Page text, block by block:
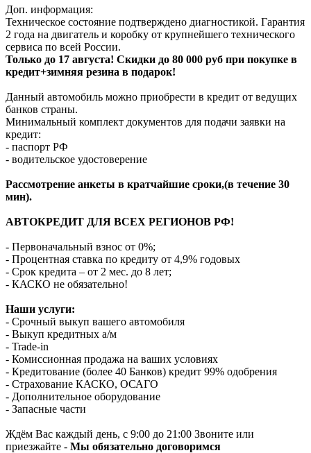
Доп. информация:
Техническое состояние подтверждено диагностикой. Гарантия
2 года на двигатель и коробку от крупнейшего технического
сервиса по всей России.
Только до 17 августа! Скидки до 80 000 руб при покупке в
кредит+зимняя резина в подарок!
Данный автомобиль можно приобрести в кредит от ведущих
банков страны.
Минимальный комплект документов для подачи заявки на
кредит:
- паспорт РФ
- водительское удостоверение
Рассмотрение анкеты в кратчайшие сроки,(в течение 30
мин).
АВТОКРЕДИТ ДЛЯ ВСЕХ РЕГИОНОВ РФ!
- Первоначальный взнос от 0%;
- Процентная ставка по кредиту от 4,9% годовых
- Срок кредита – от 2 мес. до 8 лет;
- КАСКО не обязательно!
Наши услуги:
- Срочный выкуп вашего автомобиля
- Выкуп кредитных а/м
- Trade-in
- Комиссионная продажа на ваших условиях
- Кредитование (более 40 Банков) кредит 99% одобрения
- Страхование КАСКО, ОСАГО
- Дополнительное оборудование
- Запасные части
Ждём Вас каждый день, с 9:00 до 21:00 Звоните или
приезжайте - Мы обязательно договоримся